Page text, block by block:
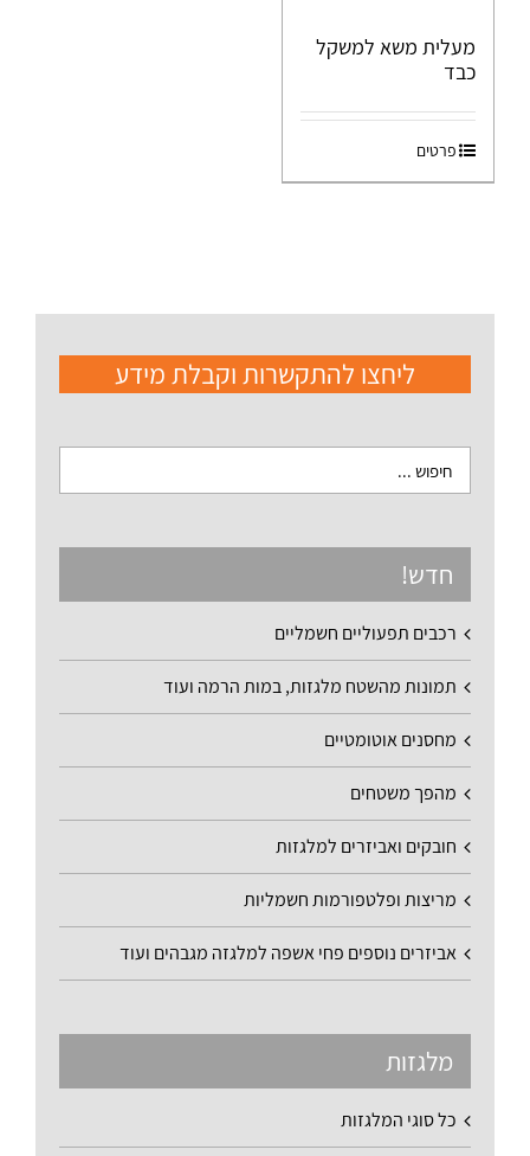
מעלית משא למשקל
כבד
פרטים
ליחצו להתקשרות וקבלת מידע
חדש!
רכבים תפעוליים חשמליים
תמונות מהשטח מלגזות, במות הרמה ועוד
מחסנים אוטומטיים
מהפך משטחים
חובקים ואביזרים למלגזות
מריצות ופלטפורמות חשמליות
אביזרים נוספים פחי אשפה למלגזה מגבהים ועוד
מלגזות
כל סוגי המלגזות